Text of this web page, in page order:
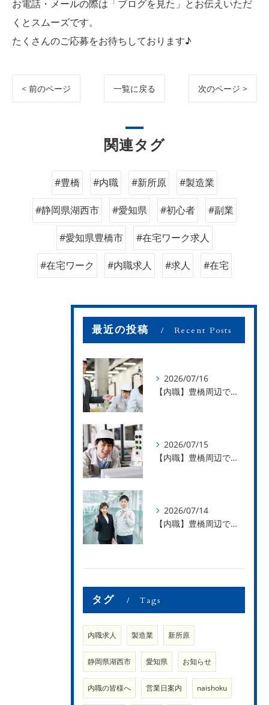
お電話・メールの際は「ブログを見た」とお伝えいただ
くとスムーズです。
たくさんのご応募をお待ちしております♪
< 前のページ 一覧に戻る 次のページ >
関連タグ
#豊橋 #内職 #新所原 #製造業
#静岡県湖西市 #愛知県 #初心者 #副業
#愛知県豊橋市 #在宅ワーク求人
#在宅ワーク #内職求人 #求人 #在宅
最近の投稿 Recent Posts
2026/07/16
【内職】豊橋周辺で内職のお仕事を探している方募集中！【お仕事の内容】
2026/07/15
【内職】豊橋周辺で内職のお仕事を探している方募集中！【急な学級閉鎖も安心】
2026/07/14
【内職】豊橋周辺で内職のお仕事を探している方募集中！【内職さまのお声②】
タグ Tags
内職求人 製造業 新所原
静岡県湖西市 愛知県 お知らせ
内職の皆様へ 営業日案内 naishoku